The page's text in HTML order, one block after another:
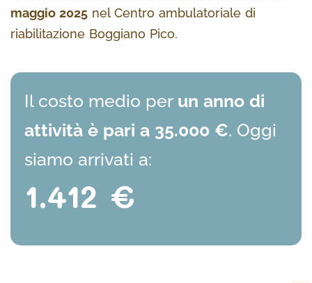
maggio 2025 nel Centro ambulatoriale di
riabilitazione Boggiano Pico.
Il costo medio per un anno di
attività è pari a 35.000 €. Oggi
siamo arrivati a:
1.412 €